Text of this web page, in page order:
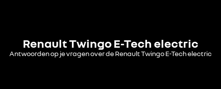
Renault Twingo E-Tech electric
Antwoorden op je vragen over de Renault Twingo E-Tech electric